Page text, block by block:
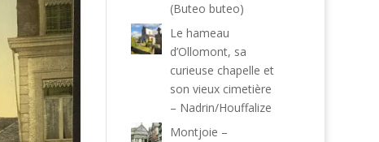
(Buteo buteo)
Le hameau
d’Ollomont, sa
curieuse chapelle et
son vieux cimetière
– Nadrin/Houffalize
Montjoie –